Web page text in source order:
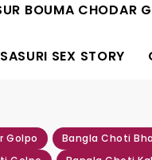
BOUMA CHODAR
SEX STORY
Golpo Bangla Choti